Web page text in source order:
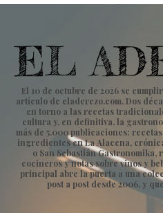
El 10 de octubre de 2026 se
artículo de eladerezo.com. Dos
en torno a las recetas
cultura y, en definitiva, la
más de 5.000 publicaciones:
ingredientes en La Alacena,
o San Sebastián
cocineros y notas sobre vinos y
principal abre la puerta a una
post a post desde 2006, y